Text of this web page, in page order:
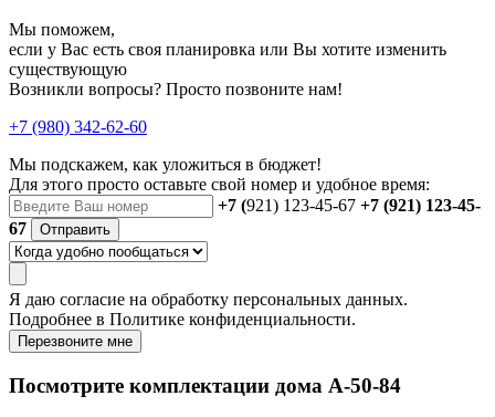
Мы поможем,
если у Вас есть своя планировка или Вы хотите изменить
существующую
Возникли вопросы? Просто позвоните нам!
+7 (980) 342-62-60
Мы подскажем, как уложиться в бюджет!
Для этого просто оставьте свой номер и удобное время:
+7 (921) 123-45-67 +7 (921) 123-45-
67
Отправить
Я даю согласие на обработку персональных данных.
Подробнее в Политике конфиденциальности.
Перезвоните мне
Посмотрите комплектации дома А-50-84